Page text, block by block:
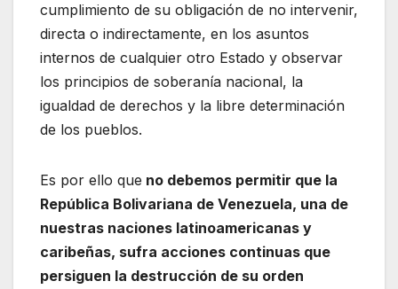
cumplimiento de su obligación de no intervenir,
directa o indirectamente, en los asuntos
internos de cualquier otro Estado y observar
los principios de soberanía nacional, la
igualdad de derechos y la libre determinación
de los pueblos.
Es por ello que no debemos permitir que la
República Bolivariana de Venezuela, una de
nuestras naciones latinoamericanas y
caribeñas, sufra acciones continuas que
persiguen la destrucción de su orden